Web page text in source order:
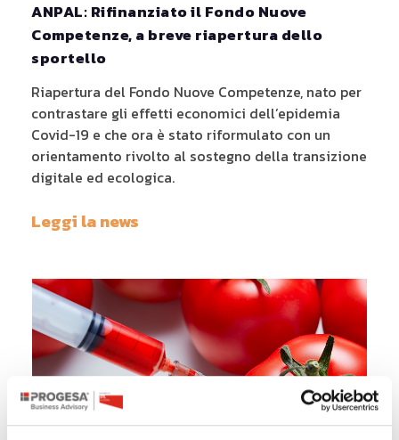
ANPAL: Rifinanziato il Fondo Nuove
Competenze, a breve riapertura dello
sportello
Riapertura del Fondo Nuove Competenze, nato per
contrastare gli effetti economici dell’epidemia
Covid-19 e che ora è stato riformulato con un
orientamento rivolto al sostegno della transizione
digitale ed ecologica.
Leggi la news